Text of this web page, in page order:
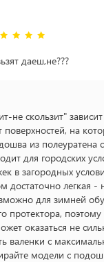
даеш,не???
не скользит"
на
из полеуратена
для городских
в загородных
достаточно легкая -
для зимней
протектора,
оказаться не
валенки с
модели с